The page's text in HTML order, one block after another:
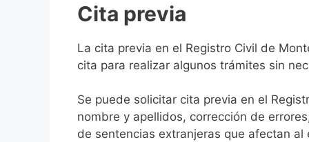
Cita previa
​​​​​​​​​​​​​​​​​​​​​​​​​​​​La cita previa en el Registro Civil de
cita para realizar algunos trámites sin
Se puede solicitar cita previa en el
nombre y apellidos, corrección de
de sentencias extranjeras que afectan